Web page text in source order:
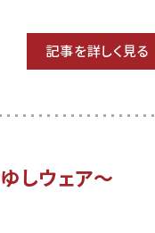
記事を詳しく見る
しウェア～